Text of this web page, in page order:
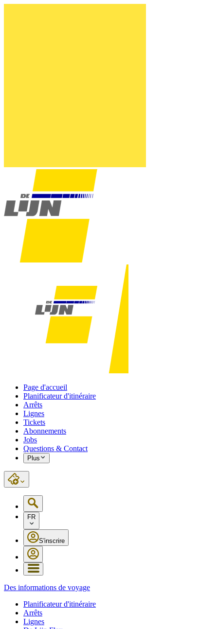
Page d'accueil
Planificateur d'itinéraire
Arrêts
Lignes
Tickets
Abonnements
Jobs
Questions & Contact
Plus
FR
S'inscrire
Des informations de voyage
Planificateur d'itinéraire
Arrêts
Lignes